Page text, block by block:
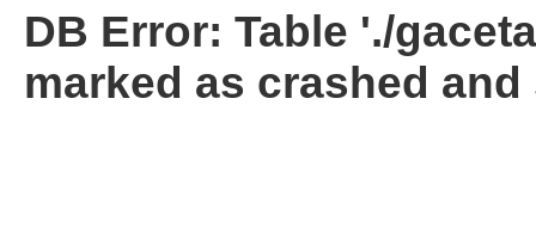
DB Error: Table './
marked as crashed